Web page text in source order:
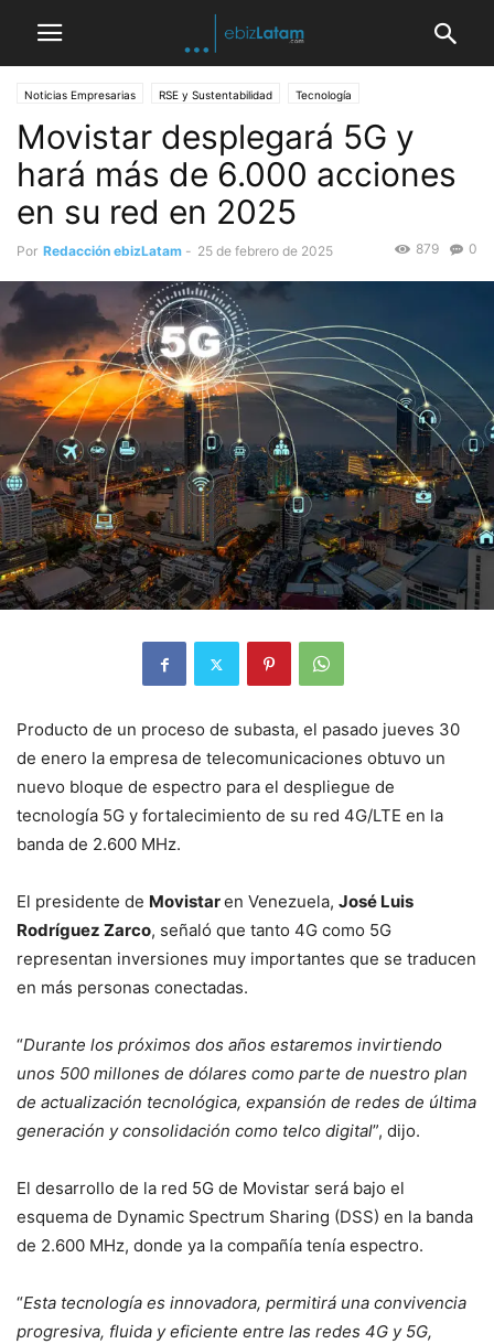
Noticias Empresarias RSE y Sustentabilidad Tecnología
Telecomunicaciones
Movistar desplegará 5G y
hará más de 6.000 acciones
en su red en 2025
Por Redacción ebizLatam - 25 de febrero de 2025 0
879
Producto de un proceso de subasta, el pasado jueves 30
de enero la empresa de telecomunicaciones obtuvo un
nuevo bloque de espectro para el despliegue de
tecnología 5G y fortalecimiento de su red 4G/LTE en la
banda de 2.600 MHz.
El presidente de Movistaren Venezuela, José Luis
Rodríguez Zarco, señaló que tanto 4G como 5G
representan inversiones muy importantes que se traducen
en más personas conectadas.
“Durante los próximos dos años estaremos invirtiendo
unos 500 millones de dólares como parte de nuestro plan
de actualización tecnológica, expansión de redes de última
generación y consolidación como telco digital”, dijo.
El desarrollo de la red 5G de Movistar será bajo el
esquema de Dynamic Spectrum Sharing (DSS) en la banda
de 2.600 MHz, donde ya la compañía tenía espectro.
“Esta tecnología es innovadora, permitirá una convivencia
progresiva, fluida y eficiente entre las redes 4G y 5G,